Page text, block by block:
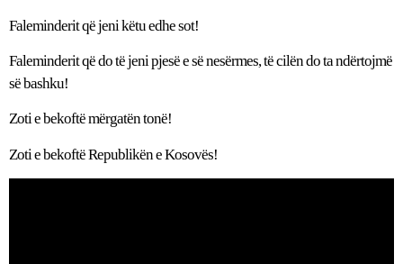
Faleminderit që jeni këtu edhe sot!
Faleminderit që do të jeni pjesë e së nesërmes, të cilën do ta ndërtojmë
së bashku!
Zoti e bekoftë mërgatën tonë!
Zoti e bekoftë Republikën e Kosovës!